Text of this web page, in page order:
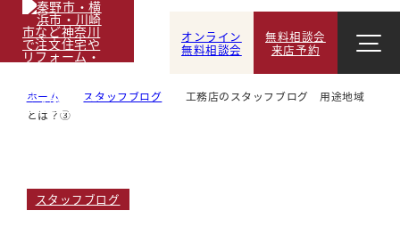
オンライン
無料相談会
無料相談会
来店予約
ホーム スタッフブログ
工務店のスタッフブログ 用途地域
とは？③
スタッフブログ